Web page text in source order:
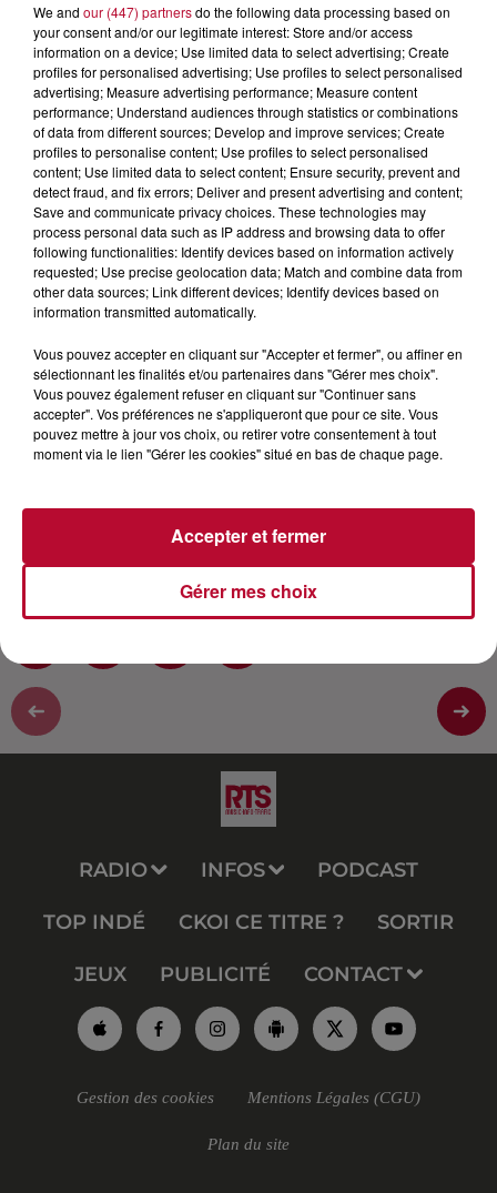
RTS
4 février 2020 - 38 min 10 sec
CAMELIA JORDANA L'INTERVIEW DANS
CARRÉ VIP
Chanteuse et Comédienne, Camélia Jordana a fait
pas mal de chemin depuis sa participation à la
Nouvelle Star en 2009... Déjà trois albums. Son dernier
“Lost” a été récompensé par la Victoire de la Musique
2019 de l’album de musique du monde. Quelques mois
plus tôt, Camélia a reçu une autre récompense, cette
fois pour sa carrière de comédienne. Camélia
Jordana a été récompensée par le César du meilleur
espoir féminin 2018 pour son rôle dans le film “Le Brio”
talentueuse jeune femme. Retrouvez la version vidéo
sur notre chaine youtube :
https://youtu.be/CmlSBw2dFE8
RADIO INFOS PODCAST
TOP INDÉ CKOI CE TITRE ? SORTIR
JEUX PUBLICITÉ CONTACT
Gestion des cookies Mentions Légales (CGU)
Plan du site
We and our (447) partnersdo the following data processing based on
your consent and/or our legitimate interest: Store and/or access
information on a device; Use limited data to select advertising; Create
profiles for personalised advertising; Use profiles to select personalised
advertising; Measure advertising performance; Measure content
performance; Understand audiences through statistics or combinations
of data from different sources; Develop and improve services; Create
profiles to personalise content; Use profiles to select personalised
content; Use limited data to select content; Ensure security, prevent and
detect fraud, and fix errors; Deliver and present advertising and content;
Save and communicate privacy choices. These technologies may
process personal data such as IP address and browsing data to offer
following functionalities: Identify devices based on information actively
requested; Use precise geolocation data; Match and combine data from
other data sources; Link different devices; Identify devices based on
information transmitted automatically.
Vous pouvez accepter en cliquant sur "Accepter et fermer", ou affiner en
sélectionnant les finalités et/ou partenaires dans "Gérer mes choix".
Vous pouvez également refuser en cliquant sur "Continuer sans
accepter". Vos préférences ne s'appliqueront que pour ce site. Vous
pouvez mettre à jour vos choix, ou retirer votre consentement à tout
moment via le lien "Gérer les cookies" situé en bas de chaque page.
Gérer mes choix
Accepter et fermer